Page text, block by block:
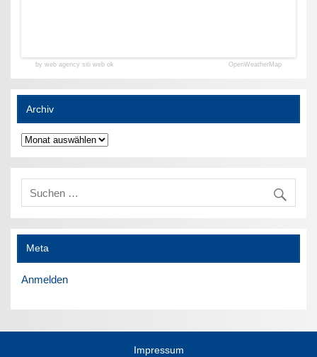
by web agency siti web ok OpenWeatherMap
Archiv
Archiv
Meta
Anmelden
Impressum